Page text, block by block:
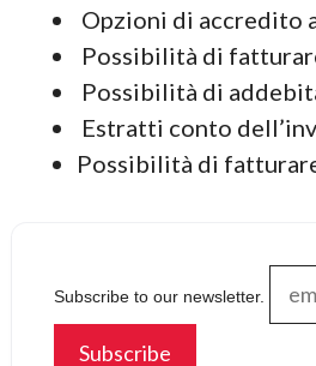
Opzioni di accredito
Possibilità di
Possibilità di
Estratti conto
Possibilità di
Subscribe to our newsletter.